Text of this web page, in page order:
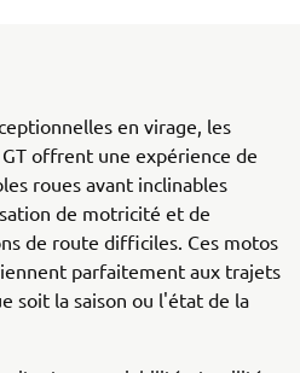
en virage, les
offrent une expérience de
roues avant inclinables
de motricité et de
de route difficiles. Ces motos
parfaitement aux trajets
soit la saison ou l'état de la